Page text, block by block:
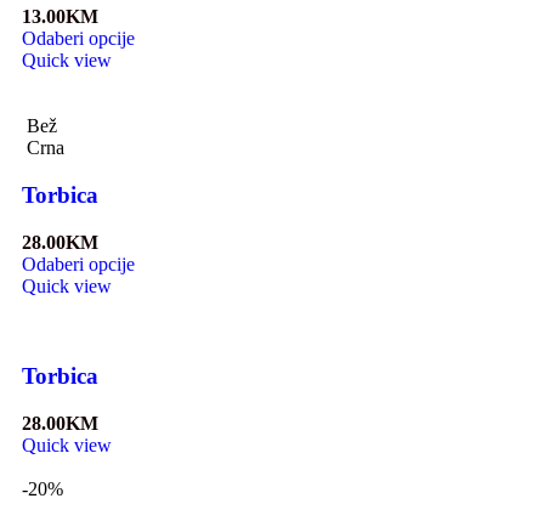
13.00KM
Odaberi opcije
Quick view
Bež
Crna
Torbica
28.00KM
Odaberi opcije
Quick view
Torbica
28.00KM
Quick view
-20%